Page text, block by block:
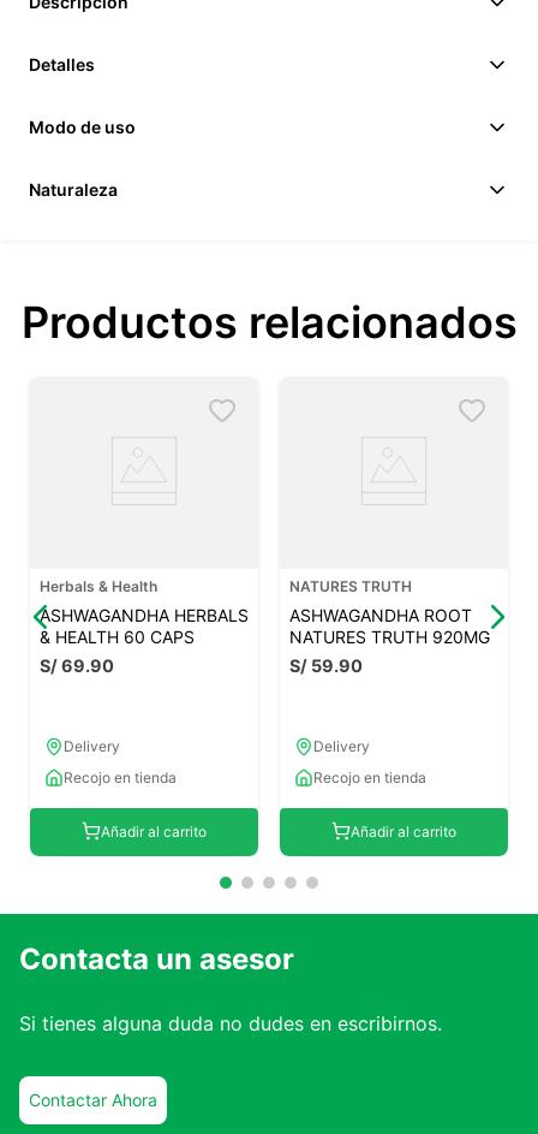
Detalles
Modo de uso
Naturaleza
Productos relacionados
Herbals & Health
ASHWAGANDHA HERBALS
& HEALTH 60 CAPS
S/69.90
Delivery
Recojo en tienda
Añadir al carrito
NATURES TRUTH
ASHWAGANDHA ROOT
NATURES TRUTH 920MG
S/ 59.90
Delivery
Recojo en tienda
Añadir al carrito
Contacta un asesor
Si tienes alguna duda no dudes en escribirnos.
Contactar Ahora